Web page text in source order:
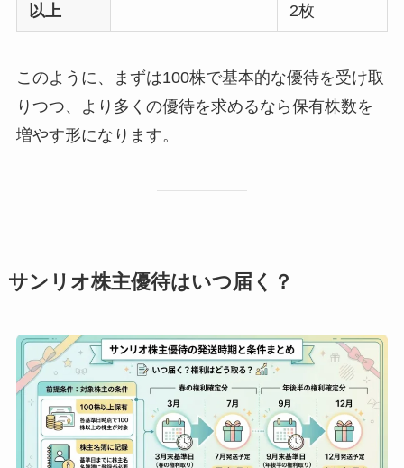
以上
2枚
このように、まずは100株で基本的な優待を受け取
りつつ、より多くの優待を求めるなら保有株数を
増やす形になります。
サンリオ株主優待はいつ届く？